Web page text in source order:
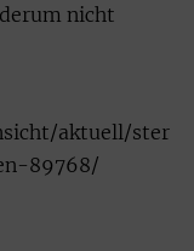
nicht
aktuell/ster
89768/